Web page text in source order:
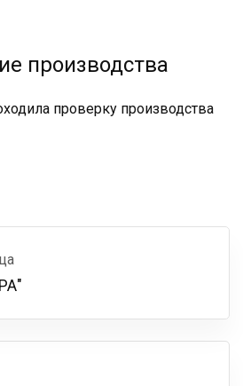
производства
проверку производства